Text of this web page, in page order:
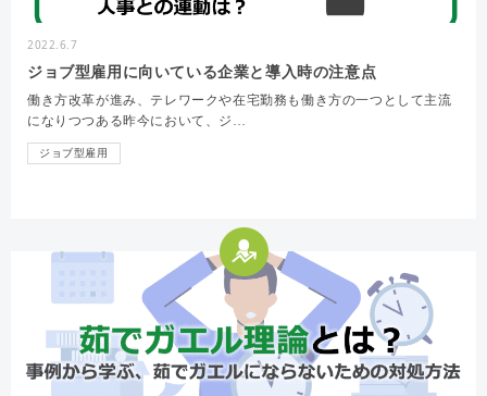
2022.6.7
ジョブ型雇用に向いている企業と導入時の注意点
働き方改革が進み、テレワークや在宅勤務も働き方の一つとして主流
になりつつある昨今において、ジ…
ジョブ型雇用